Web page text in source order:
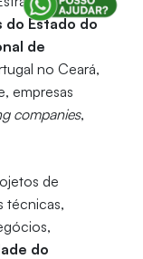
do Estado do
de
no Ceará,
empresas
companies,
de
técnicas,
do